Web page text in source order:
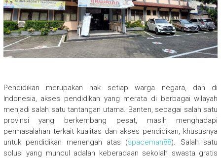
Pendidikan merupakan hak setiap warga negara, dan di
Indonesia, akses pendidikan yang merata di berbagai wilayah
menjadi salah satu tantangan utama. Banten, sebagai salah satu
provinsi yang berkembang pesat, masih menghadapi
permasalahan terkait kualitas dan akses pendidikan, khususnya
untuk pendidikan menengah atas (spaceman88). Salah satu
solusi yang muncul adalah keberadaan sekolah swasta gratis